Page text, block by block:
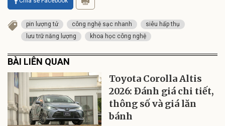
pin lượng tử công nghệ sạc nhanh
siêu hấp thụ
lưu trữ năng lượng
khoa học công nghệ
BÀI LIÊN QUAN
Toyota Corolla Altis
2026: Đánh giá chi tiết,
thông số và giá lăn
bánh